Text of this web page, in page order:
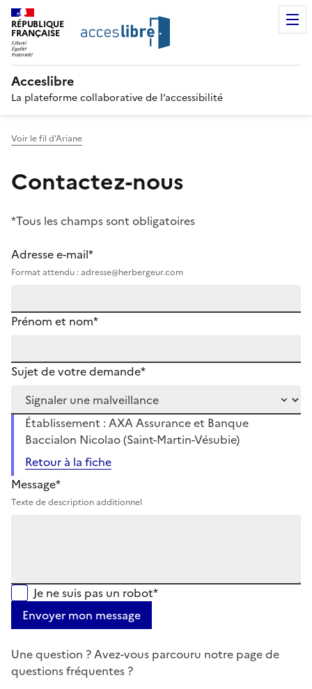
RÉPUBLIQUE
FRANÇAISE
Acceslibre
La plateforme collaborative de l’accessibilité
Voir le fil d'Ariane
Contactez-nous
*Tous les champs sont obligatoires
Adresse e-mail*
Format attendu : adresse@herbergeur.com
Prénom et nom*
Sujet de votre demande*
Établissement : AXA Assurance et Banque
Baccialon Nicolao (Saint-Martin-Vésubie)
Retour à la fiche
Message*
Texte de description additionnel
Je ne suis pas un robot*
Envoyer mon message
Une question ? Avez-vous parcouru notre page de
questions fréquentes ?